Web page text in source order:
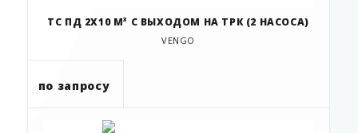
ТС ПД 2Х10 М³ С ВЫХОДОМ НА ТРК (2 НАСОСА)
VENGO
по запросу